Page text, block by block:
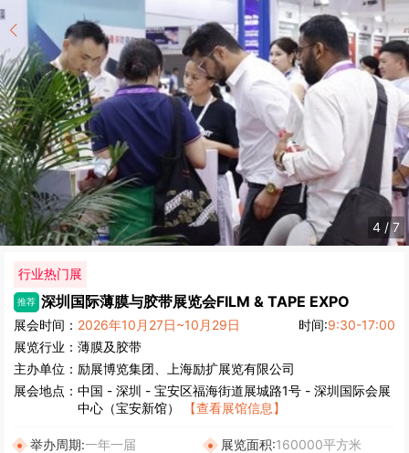
4 /7
行业热门展
推荐 深圳国际薄膜与胶带展览会FILM & TAPE EXPO
展会时间： 2026年10月27日~10月29日 时间:9:30-17:00
展览行业： 薄膜及胶带
主办单位： 励展博览集团、上海励扩展览有限公司
展会地点： 中国 - 深圳 - 宝安区福海街道展城路1号 - 深圳国际会展
中心（宝安新馆）
【查看展馆信息】
举办周期:一年一届 展览面积:160000平方米